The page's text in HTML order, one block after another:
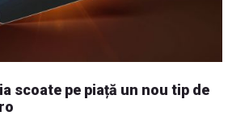
scoate pe piață un nou tip de